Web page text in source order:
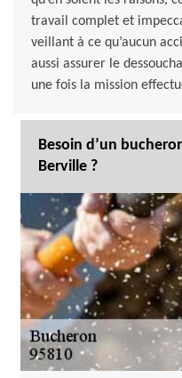
travail complet et
veillant à ce qu’aucun
aussi assurer le
une fois la mission
Besoin d’un
Berville ?